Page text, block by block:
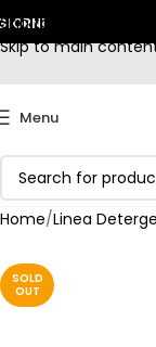
Skip to navigation
Skip to main
Menu
Home Linea
SOLD
OUT